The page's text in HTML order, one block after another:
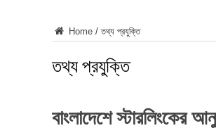
Home / তথ্য প্রযুক্তি
তথ্য প্রযুক্তি
বাংলাদেশে স্টারলিংকের